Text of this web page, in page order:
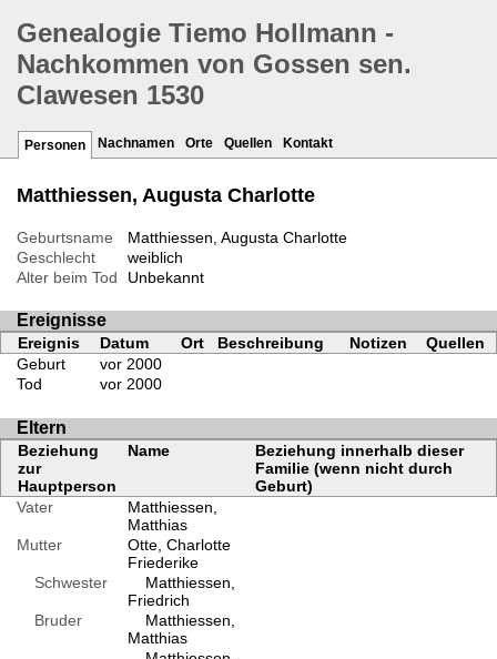
Genealogie Tiemo Hollmann -
Nachkommen von Gossen sen.
Clawesen 1530
Personen Nachnamen Orte Quellen Kontakt
Matthiessen, Augusta Charlotte
Geburtsname
Matthiessen, Augusta Charlotte
Geschlecht
weiblich
Alter beim Tod
Unbekannt
Ereignisse
Ereignis Datum Ort Beschreibung Notizen
Quellen
Geburt
vor 2000
Tod
vor 2000
Eltern
Beziehung
zur
Hauptperson
Name
Beziehung innerhalb dieser
Familie (wenn nicht durch
Geburt)
Vater
Matthiessen,
Matthias
Mutter
Otte, Charlotte
Friederike
Schwester
Matthiessen,
Friedrich
Bruder
Matthiessen,
Matthias